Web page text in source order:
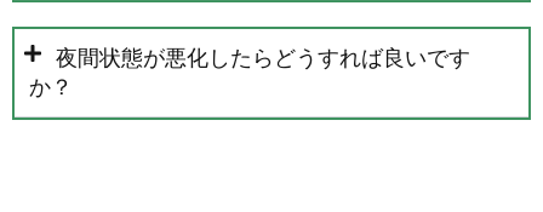
夜間状態が悪化したらどうすれば良いです
か？